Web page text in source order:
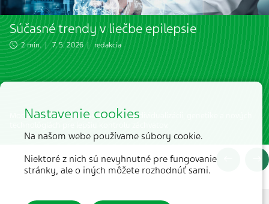
Súčasné trendy v liečbe epilepsie
2 min. | 7. 5. 2026 | redakcia
Moderná liečba epilepsie stavia na individualizácii, genetike a nových
Nastavenie cookies
Na našom webe používame súbory cookie.
Niektoré z nich sú nevyhnutné pre fungovanie
stránky, ale o iných môžete rozhodnúť sami.